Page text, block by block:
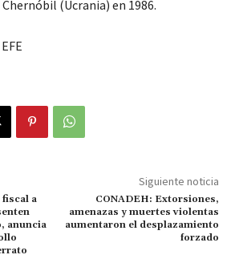
(Ucrania) en 1986.
a
anuncia
Siguiente noticia
CONADEH: Extorsiones,
amenazas y muertes violentas
aumentaron el desplazamiento
forzado